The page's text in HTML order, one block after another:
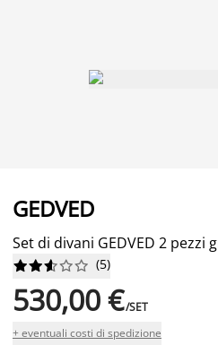
GEDVED
Set di divani GEDVED 2 pezzi





 (5)
530,00 €/SET
+ eventuali costi di spedizione